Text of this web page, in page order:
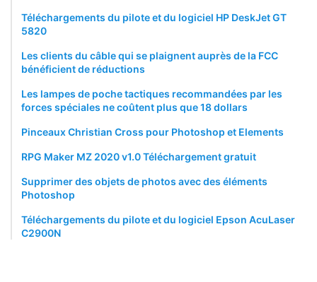
Téléchargements du pilote et du logiciel HP DeskJet GT
5820
Les clients du câble qui se plaignent auprès de la FCC
bénéficient de réductions
Les lampes de poche tactiques recommandées par les
forces spéciales ne coûtent plus que 18 dollars
Pinceaux Christian Cross pour Photoshop et Elements
RPG Maker MZ 2020 v1.0 Téléchargement gratuit
Supprimer des objets de photos avec des éléments
Photoshop
Téléchargements du pilote et du logiciel Epson AcuLaser
C2900N